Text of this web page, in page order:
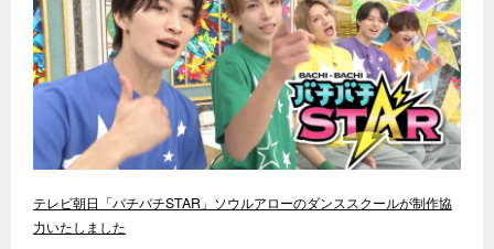
テレビ朝日「バチバチSTAR」ソウルアローのダンススクールが制作協
力いたしました